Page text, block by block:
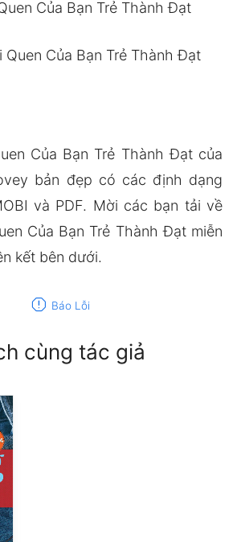
Của Bạn Trẻ Thành Đạt
Quen Của Bạn Trẻ Thành Đạt
Của Bạn Trẻ Thành Đạt của
bản đẹp có các định dạng
và PDF. Mời các bạn tải về
Của Bạn Trẻ Thành Đạt miễn
kết bên dưới.
report Báo Lỗi
cùng tác giả